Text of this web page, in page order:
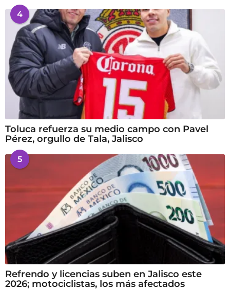
4
Toluca refuerza su medio campo con Pavel
Pérez, orgullo de Tala, Jalisco
5
Refrendo y licencias suben en Jalisco este
2026; motociclistas, los más afectados